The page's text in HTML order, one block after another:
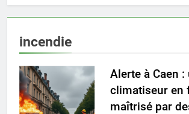
incendie
Alerte à Caen :
climatiseur en
maîtrisé par